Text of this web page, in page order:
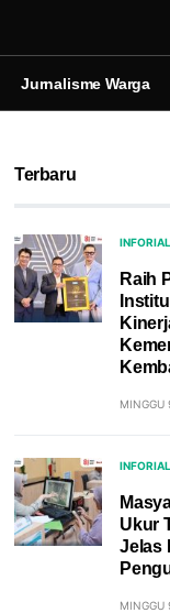
Jurnalisme Warga
Terbaru
INFORIAL
Raih
MINGGU
INFORIAL
Ukur
Jelas
MINGGU